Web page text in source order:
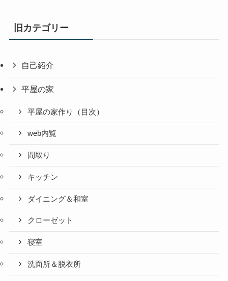
旧カテゴリー
自己紹介
平屋の家
平屋の家作り（目次）
web内覧
間取り
キッチン
ダイニング＆和室
クローゼット
寝室
洗面所＆脱衣所